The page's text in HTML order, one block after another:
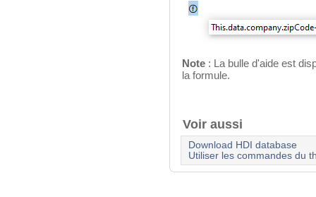
Note : La bulle d'aide est
la formule.
Voir aussi
Download HDI database
Utiliser les commandes du